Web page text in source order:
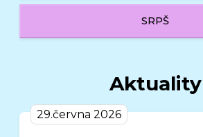
SRPŠ
Aktuality
29.června 2026